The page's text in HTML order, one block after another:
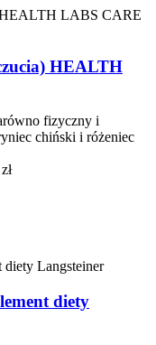
HEALTH
fizyczny i
chiński i różeniec
diety